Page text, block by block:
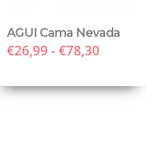
AGUI Cama Nevada
€26,99 - €78,30